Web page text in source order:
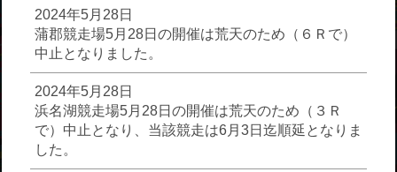
2024年5月28日
蒲郡競走場5月28日の開催は荒天のため（６Ｒで）
中止となりました。
2024年5月28日
浜名湖競走場5月28日の開催は荒天のため（３Ｒ
で）中止となり、当該競走は6月3日迄順延となりま
した。